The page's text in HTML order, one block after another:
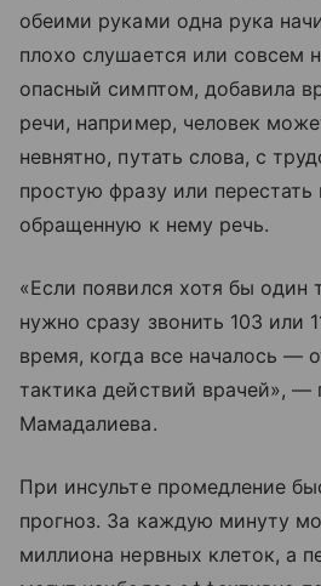
обеими руками одна рука
плохо слушается или совсем
опасный симптом, добавила
речи, например, человек
невнятно, путать слова, с
простую фразу или перестать
обращенную к нему речь.
«Если появился хотя бы один
нужно сразу звонить 103 или
время, когда все началось —
тактика действий врачей», —
Мамадалиева.
При инсульте промедление
прогноз. За каждую минуту
миллиона нервных клеток, а